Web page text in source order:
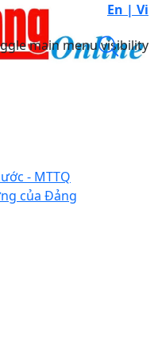
En | Vi
main menu visibility
- MTTQ
của Đảng